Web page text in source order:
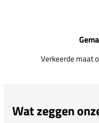
Verkeerde maat
Wat zeggen